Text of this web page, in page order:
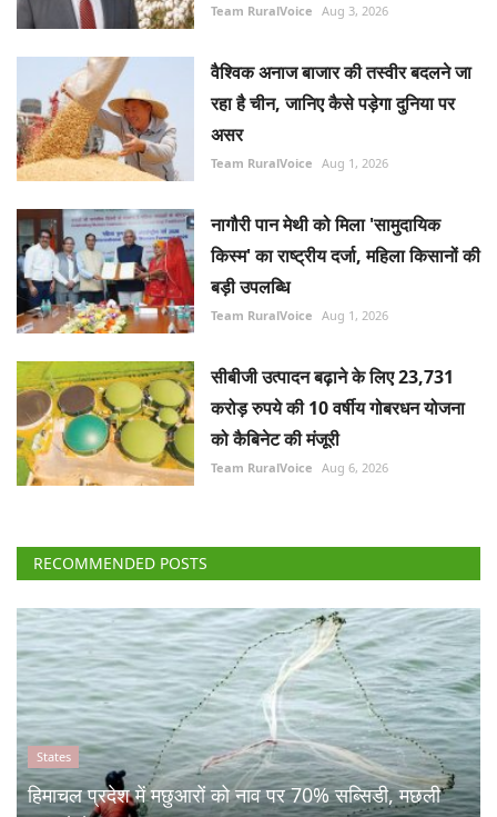
Team RuralVoice Aug 3, 2026
वैश्विक अनाज बाजार की तस्वीर बदलने जा
रहा है चीन, जानिए कैसे पड़ेगा दुनिया पर
असर
Team RuralVoice Aug 1, 2026
नागौरी पान मेथी को मिला 'सामुदायिक
किस्म' का राष्ट्रीय दर्जा, महिला किसानों की
बड़ी उपलब्धि
Team RuralVoice Aug 1, 2026
सीबीजी उत्पादन बढ़ाने के लिए 23,731
करोड़ रुपये की 10 वर्षीय गोबरधन योजना
को कैबिनेट की मंजूरी
Team RuralVoice Aug 6, 2026
RECOMMENDED POSTS
States
हिमाचल प्रदेश में मछुआरों को नाव पर 70% सब्सिडी, मछली